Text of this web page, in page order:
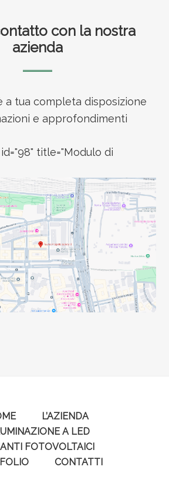
con la nostra
azienda
a tua completa disposizione
e approfondimenti
title="Modulo di
L’AZIENDA
A LED
FOTOVOLTAICI
CONTATTI